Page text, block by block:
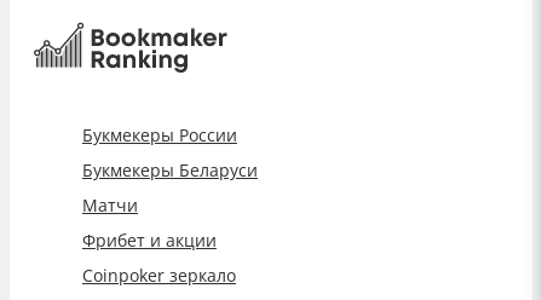
Букмекеры России
Букмекеры Беларуси
Матчи
Фрибет и акции
Coinpoker зеркало